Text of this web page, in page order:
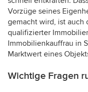
Vorzüge seines
gemacht wird, ist auch
qualifizierter
Immobilienkauffrau in
Marktwert eines
Wichtige Fragen